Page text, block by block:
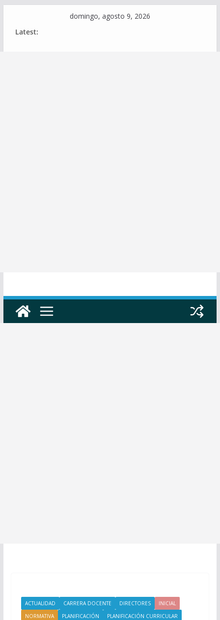
domingo, agosto 9, 2026
Latest:
ACTUALIDAD CARRERA DOCENTE DIRECTORES
INICIAL
NORMATIVA
PLANIFICACIÓN
PLANIFICACIÓN CURRICULAR